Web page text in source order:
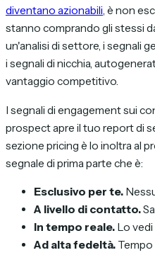
diventano azionabili, è non
stanno comprando gli stessi
un'analisi di settore, i segnali
i segnali di nicchia,
vantaggio competitivo.
I segnali di engagement sui
prospect apre il tuo report di
sezione pricing è lo inoltra al
segnale di prima parte che è:
Esclusivo per te.
A livello di contatto.
In tempo reale. Lo
Ad alta fedeltà. Tempo